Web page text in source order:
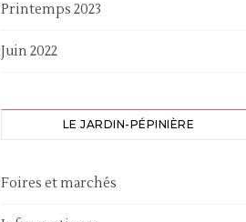
Printemps 2023
Juin 2022
LE JARDIN-PÉPINIÈRE
Foires et marchés